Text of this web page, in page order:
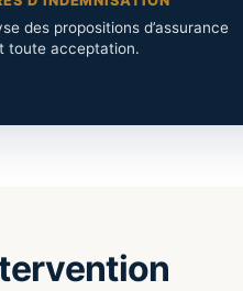
des propositions d’assurance
toute acceptation.